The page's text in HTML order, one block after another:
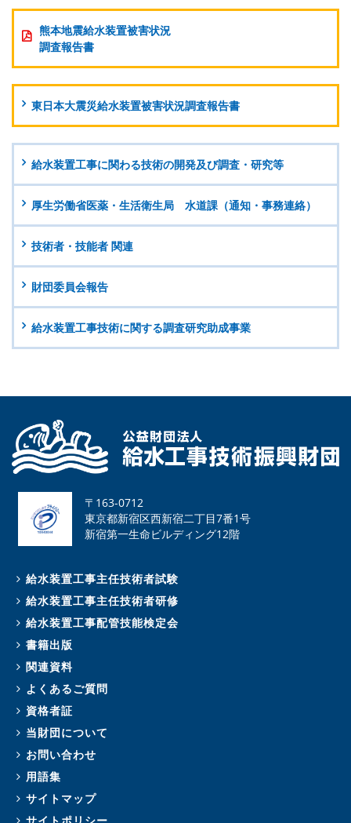
熊本地震給水装置被害状況
調査報告書
東日本大震災給水装置被害状況調査報告書
給水装置工事に関わる技術の開発及び調査・研究等
厚生労働省医薬・生活衛生局 水道課（通知・事務連絡）
技術者・技能者 関連
財団委員会報告
給水装置工事技術に関する調査研究助成事業
〒163-0712
東京都新宿区西新宿二丁目7番1号
新宿第一生命ビルディング12階
給水装置工事主任技術者試験
給水装置工事主任技術者研修
給水装置工事配管技能検定会
書籍出版
関連資料
よくあるご質問
資格者証
当財団について
お問い合わせ
用語集
サイトマップ
サイトポリシー